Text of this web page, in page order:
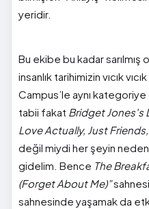
yeridir.
Bu ekibe bu kadar sarılmış
insanlık tarihimizin vıcık
Campus’le aynı
tabii fakat Bridget Jones's
Love Actually, Just
değil miydi her şeyin
gidelim. Bence The
(Forget About Me)”
sahnesinde yaşamak da